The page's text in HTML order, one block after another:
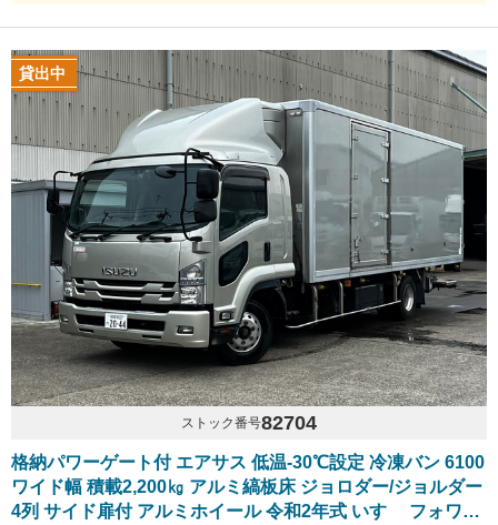
貸出中
ストック番号82704
格納パワーゲート付 エアサス 低温-30℃設定 冷凍バン 6100
ワイド幅 積載2,200㎏ アルミ縞板床 ジョロダー/ジョルダー
4列 サイド扉付 アルミホイール 令和2年式 いすゞ フォワー